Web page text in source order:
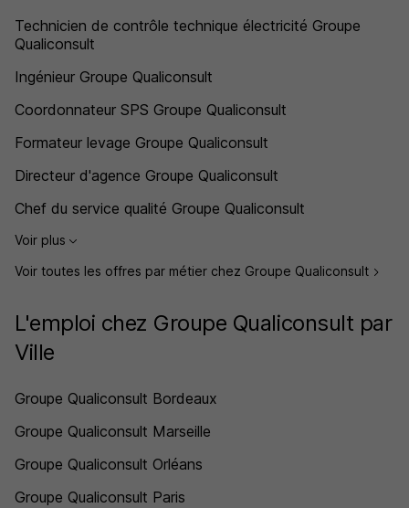
Technicien de contrôle technique électricité Groupe
Qualiconsult
Ingénieur Groupe Qualiconsult
Coordonnateur SPS Groupe Qualiconsult
Formateur levage Groupe Qualiconsult
Directeur d'agence Groupe Qualiconsult
Chef du service qualité Groupe Qualiconsult
Voir plus
Voir toutes les offres par métier chez Groupe Qualiconsult
L'emploi chez Groupe Qualiconsult par
Ville
Groupe Qualiconsult Bordeaux
Groupe Qualiconsult Marseille
Groupe Qualiconsult Orléans
Groupe Qualiconsult Paris